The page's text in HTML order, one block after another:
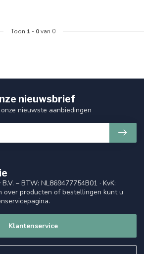
Toon 1 - 0van 0
– BTW: NL869477754B01 · KvK:
over producten of bestellingen kunt u
Klantenservice
nieuwsbrief
nieuwste aanbiedingen